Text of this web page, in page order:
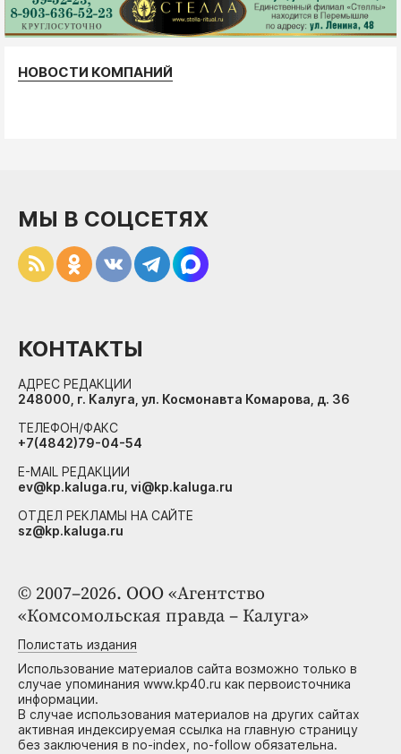
НОВОСТИ КОМПАНИЙ
© 2007–2026. ООО «Агентство
«Комсомольская правда – Калуга»
Полистать издания
Использование материалов сайта возможно только в
случае упоминания www.kp40.ru как первоисточника
информации.
В случае использования материалов на других сайтах
активная индексируемая ссылка на главную страницу
без заключения в no-index, no-follow обязательна.
МЫ В СОЦСЕТЯХ
КОНТАКТЫ
АДРЕС РЕДАКЦИИ
248000, г. Калуга, ул. Космонавта Комарова, д. 36
ТЕЛЕФОН/ФАКС
+7(4842)79-04-54
E-MAIL РЕДАКЦИИ
ev@kp.kaluga.ru, vi@kp.kaluga.ru
ОТДЕЛ РЕКЛАМЫ НА САЙТЕ
sz@kp.kaluga.ru